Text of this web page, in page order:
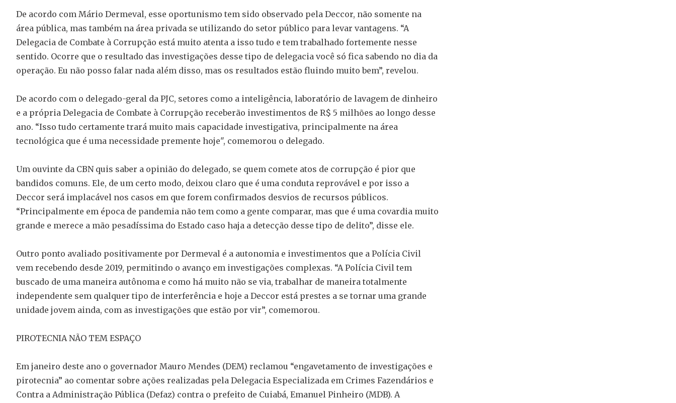
De acordo com Mário Dermeval, esse oportunismo tem sido observado pela Deccor, não somente na
área pública, mas também na área privada se utilizando do setor público para levar vantagens. “A
Delegacia de Combate à Corrupção está muito atenta a isso tudo e tem trabalhado fortemente nesse
sentido. Ocorre que o resultado das investigações desse tipo de delegacia você só fica sabendo no dia da
operação. Eu não posso falar nada além disso, mas os resultados estão fluindo muito bem”, revelou.
De acordo com o delegado-geral da PJC, setores como a inteligência, laboratório de lavagem de dinheiro
e a própria Delegacia de Combate à Corrupção receberão investimentos de R$ 5 milhões ao longo desse
ano. “Isso tudo certamente trará muito mais capacidade investigativa, principalmente na área
tecnológica que é uma necessidade premente hoje", comemorou o delegado.
Um ouvinte da CBN quis saber a opinião do delegado, se quem comete atos de corrupção é pior que
bandidos comuns. Ele, de um certo modo, deixou claro que é uma conduta reprovável e por isso a
Deccor será implacável nos casos em que forem confirmados desvios de recursos públicos.
“Principalmente em época de pandemia não tem como a gente comparar, mas que é uma covardia muito
grande e merece a mão pesadíssima do Estado caso haja a detecção desse tipo de delito”, disse ele.
Outro ponto avaliado positivamente por Dermeval é a autonomia e investimentos que a Polícia Civil
vem recebendo desde 2019, permitindo o avanço em investigações complexas. “A Polícia Civil tem
buscado de uma maneira autônoma e como há muito não se via, trabalhar de maneira totalmente
independente sem qualquer tipo de interferência e hoje a Deccor está prestes a se tornar uma grande
unidade jovem ainda, com as investigações que estão por vir”, comemorou.
PIROTECNIA NÃO TEM ESPAÇO
Em janeiro deste ano o governador Mauro Mendes (DEM) reclamou “engavetamento de investigações e
pirotecnia” ao comentar sobre ações realizadas pela Delegacia Especializada em Crimes Fazendários e
Contra a Administração Pública (Defaz) contra o prefeito de Cuiabá, Emanuel Pinheiro (MDB). A